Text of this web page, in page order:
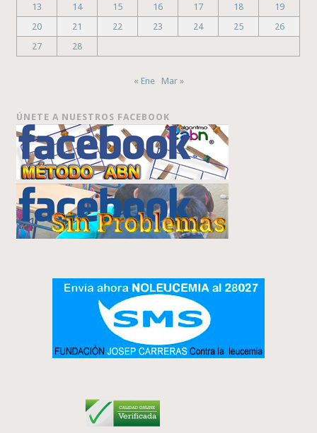
13
14 15 16 17 18
19
20
21 22 23 24 25
26
27
28
« Ene Mar »
ÚNETE A NUESTROS FACEBOOK